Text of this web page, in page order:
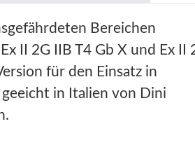
Bereichen
II 2G IIB T4 Gb X und Ex II
für den Einsatz in
in Italien von Dini